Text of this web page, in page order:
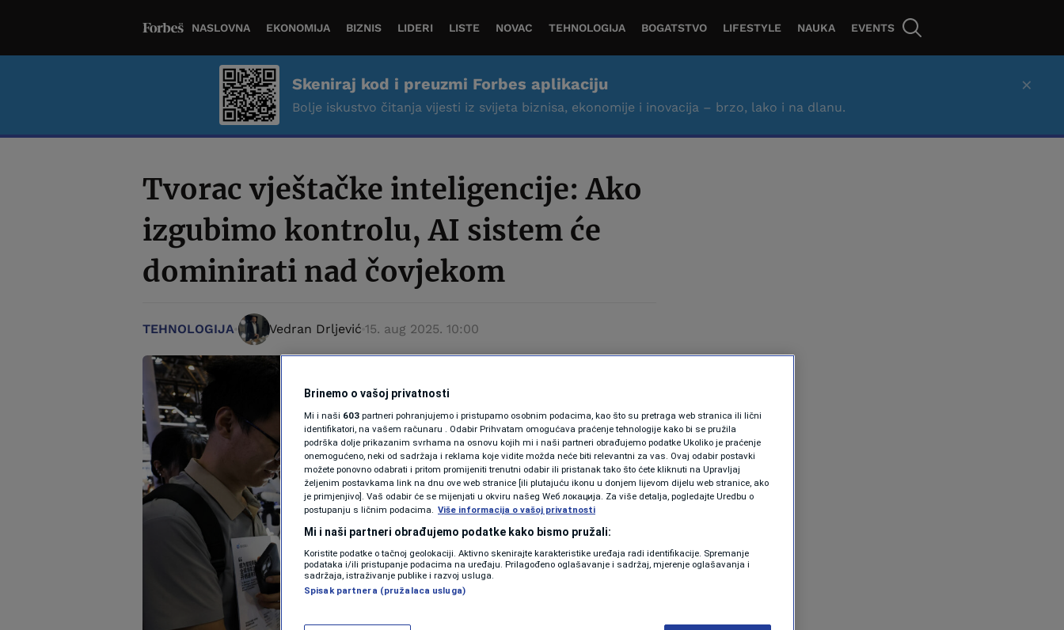
NASLOVNA EKONOMIJA BIZNIS LIDERI LISTE NOVAC TEHNOLOGIJA BOGATSTVO LIFESTYLE NAUKA EVENTS
Skeniraj kod i preuzmi Forbes aplikaciju
Bolje iskustvo čitanja vijesti iz svijeta biznisa, ekonomije i inovacija – brzo, lako i na dlanu.
×
Tvorac vještačke inteligencije: Ako
izgubimo kontrolu, AI sistem će
dominirati nad čovjekom
TEHNOLOGIJA Vedran Drljević 15. aug 2025. 10:00
Brinemo o vašoj privatnosti
Mi i naši 603 partneri pohranjujemo i pristupamo osobnim podacima, kao što su pretraga web stranica ili lični
identifikatori, na vašem računaru . Odabir Prihvatam omogućava praćenje tehnologije kako bi se pružila
podrška dolje prikazanim svrhama na osnovu kojih mi i naši partneri obrađujemo podatke Ukoliko je praćenje
onemogućeno, neki od sadržaja i reklama koje vidite možda neće biti relevantni za vas. Ovaj odabir postavki
možete ponovno odabrati i pritom promijeniti trenutni odabir ili pristanak tako što ćete kliknuti na Upravljaj
željenim postavkama link na dnu ove web stranice [ili plutajuću ikonu u donjem lijevom dijelu web stranice, ako
je primjenjivo]. Vaš odabir će se mijenjati u okviru našeg Wеб локација. Za više detalja, pogledajte Uredbu o
postupanju s ličnim podacima. Više informacija o vašoj privatnosti
Mi i naši partneri obrađujemo podatke kako bismo pružali:
Koristite podatke o tačnoj geolokaciji. Aktivno skenirajte karakteristike uređaja radi identifikacije. Spremanje
podataka i/ili pristupanje podacima na uređaju. Prilagođeno oglašavanje i sadržaj, mjerenje oglašavanja i
sadržaja, istraživanje publike i razvoj usluga.
Spisak partnera (pružalaca usluga)